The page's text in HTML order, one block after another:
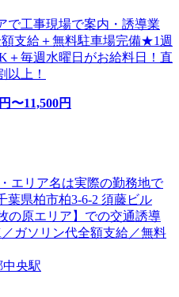
で工事現場で案内・誘導業
支給＋無料駐車場完備★1週
＋毎週水曜日がお給料日！直
以上！
円〜11,500円
エリア名は実際の勤務地で
葉県柏市柏3-6-2 須藤ビル
の原エリア】での交通誘導
ガソリン代全額支給／無料
央駅